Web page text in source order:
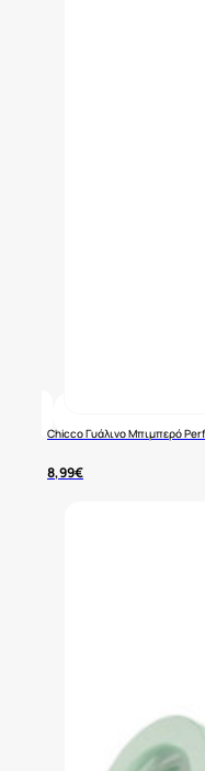
Chicco Γυάλινο Μπιμπερό
8,99€